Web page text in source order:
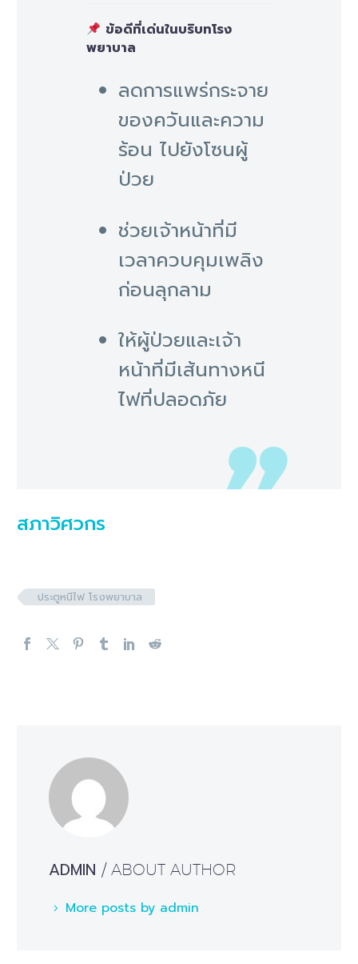
ข้อดีที่เด่นในบริบทโรง
พยาบาล
ลดการแพร่กระจาย
ของควันและความ
ร้อน ไปยังโซนผู้
ป่วย
ช่วยเจ้าหน้าที่มี
เวลาควบคุมเพลิง
ก่อนลุกลาม
ให้ผู้ป่วยและเจ้า
หน้าที่มีเส้นทางหนี
ไฟที่ปลอดภัย
สภาวิศวกร
ประตูหนีไฟ โรงพยาบาล
ADMIN / ABOUT AUTHOR
More posts by admin